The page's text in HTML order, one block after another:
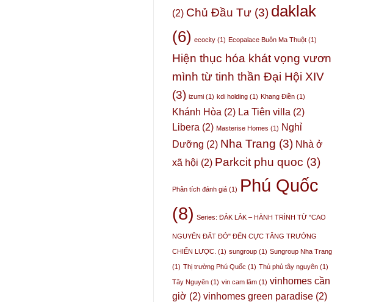
3
chỉ
nội
chứng
minh
doanh
2026
(2) Chủ Đầu Tư (3) daklak
(6) ecocity (1) Ecopalace Buôn Ma Thuột (1)
Hiện thục hóa khát vọng vươn
mình từ tinh thần Đại Hội XIV
(3) izumi (1) kdi holding (1) Khang Điền (1)
Khánh Hòa (2) La Tiên villa (2)
Libera (2) Masterise Homes (1) Nghỉ
Dưỡng (2) Nha Trang (3) Nhà ở
xã hội (2) Parkcit phu quoc (3)
Phân tích đánh giá (1) Phú Quốc
(8) Series: ĐẮK LẮK – HÀNH TRÌNH TỪ "CAO
NGUYÊN ĐẤT ĐỎ" ĐẾN CỰC TĂNG TRƯỞNG
CHIẾN LƯỢC. (1) sungroup (1) Sungroup Nha Trang
(1) Thị trường Phú Quốc (1) Thủ phủ tây nguyên (1)
Tây Nguyên (1) vin cam lâm (1) vinhomes cần
giờ (2) vinhomes green paradise (2)